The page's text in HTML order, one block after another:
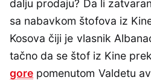
dalju prodaju? Da li
sa nabavkom štofova iz
Kosova čiji je vlasnik
tačno da se štof iz Kine
gore pomenutom Valdetu